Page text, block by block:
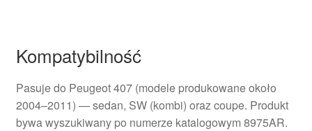
Kompatybilność
Pasuje do Peugeot 407 (modele produkowane około
2004–2011) — sedan, SW (kombi) oraz coupe. Produkt
bywa wyszukiwany po numerze katalogowym 8975AR.